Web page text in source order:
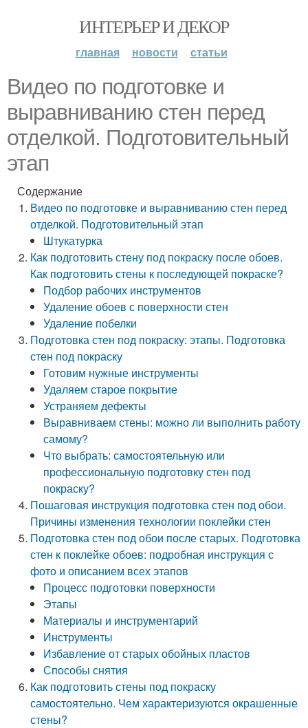
ИНТЕРЬЕР И ДЕКОР
главная новости статьи
Видео по подготовке и
выравниванию стен перед
отделкой. Подготовительный
этап
Содержание
Видео по подготовке и выравниванию стен перед
отделкой. Подготовительный этап
Штукатурка
Как подготовить стену под покраску после обоев.
Как подготовить стены к последующей покраске?
Подбор рабочих инструментов
Удаление обоев с поверхности стен
Удаление побелки
Подготовка стен под покраску: этапы. Подготовка
стен под покраску
Готовим нужные инструменты
Удаляем старое покрытие
Устраняем дефекты
Выравниваем стены: можно ли выполнить работу
самому?
Что выбрать: самостоятельную или
профессиональную подготовку стен под
покраску?
Пошаговая инструкция подготовка стен под обои.
Причины изменения технологии поклейки стен
Подготовка стен под обои после старых. Подготовка
стен к поклейке обоев: подробная инструкция с
фото и описанием всех этапов
Процесс подготовки поверхности
Этапы
Материалы и инструментарий
Инструменты
Избавление от старых обойных пластов
Способы снятия
Как подготовить стены под покраску
самостоятельно. Чем характеризуются окрашенные
стены?